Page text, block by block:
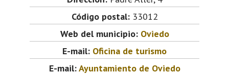
Código postal:33012
Web del municipio: Oviedo
E-mail: Oficina de turismo
E-mail:Ayuntamiento de Oviedo